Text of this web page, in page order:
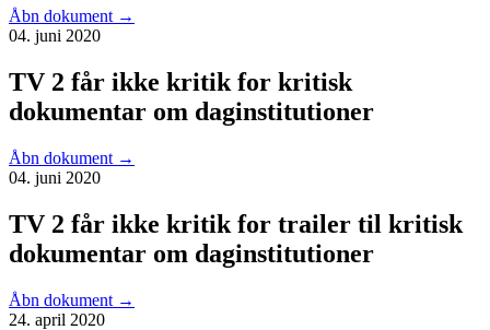
Åbn dokument →
04. juni 2020
TV 2 får ikke kritik for kritisk
dokumentar om daginstitutioner
Åbn dokument →
04. juni 2020
TV 2 får ikke kritik for trailer til kritisk
dokumentar om daginstitutioner
Åbn dokument →
24. april 2020